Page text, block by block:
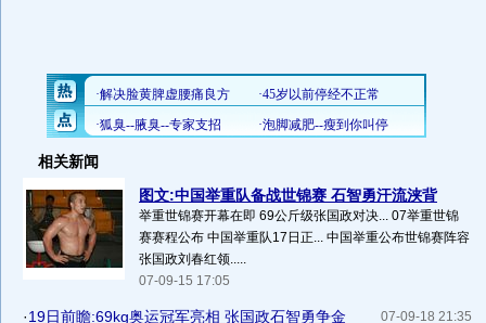
相关新闻
图文:中国举重队备战世锦赛 石智勇汗流浃背
举重世锦赛开幕在即 69公斤级张国政对决... 07举重世锦
赛赛程公布 中国举重队17日正... 中国举重公布世锦赛阵容
张国政刘春红领.....
07-09-15 17:05
07-09-18 21:35
·19日前瞻:69kg奥运冠军亮相 张国政石智勇争金